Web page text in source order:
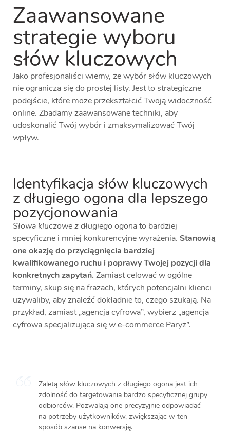
Zaawansowane
strategie wyboru
słów kluczowych
Jako profesjonaliści wiemy, że wybór słów kluczowych
nie ogranicza się do prostej listy. Jest to strategiczne
podejście, które może przekształcić Twoją widoczność
online. Zbadamy zaawansowane techniki, aby
udoskonalić Twój wybór i zmaksymalizować Twój
wpływ.
Identyfikacja słów kluczowych
z długiego ogona dla lepszego
pozycjonowania
Słowa kluczowe z długiego ogonato bardziej
specyficzne i mniej konkurencyjne wyrażenia. Stanowią
one okazję do przyciągnięcia bardziej
kwalifikowanego ruchu i poprawy Twojej pozycji dla
konkretnych zapytań. Zamiast celować w ogólne
terminy, skup się na frazach, których potencjalni klienci
używaliby, aby znaleźć dokładnie to, czego szukają. Na
przykład, zamiast „agencja cyfrowa”, wybierz „agencja
cyfrowa specjalizująca się w e-commerce Paryż”.
Zaletą słów kluczowych z długiego ogona jest ich
zdolność do targetowania bardzo specyficznej grupy
odbiorców. Pozwalają one precyzyjnie odpowiadać
na potrzeby użytkowników, zwiększając w ten
sposób szanse na konwersję.